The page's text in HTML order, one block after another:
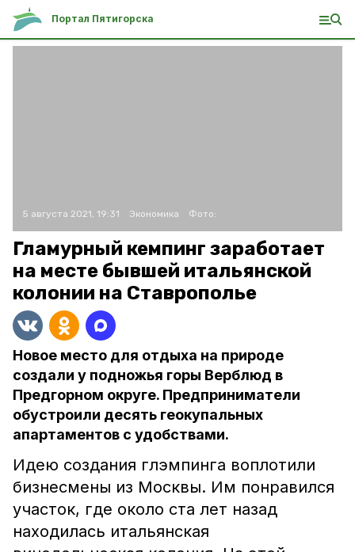
Портал Пятигорска
5 августа 2021, 19:31 Экономика Фото:
Гламурный кемпинг заработает
на месте бывшей итальянской
колонии на Ставрополье
Новое место для отдыха на природе
создали у подножья горы Верблюд в
Предгорном округе. Предприниматели
обустроили десять геокупальных
апартаментов с удобствами.
Идею создания глэмпинга воплотили
бизнесмены из Москвы. Им понравился
участок, где около ста лет назад
находилась итальянская